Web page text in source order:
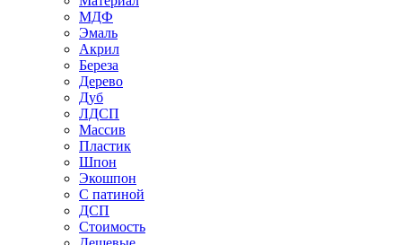
МДФ
Эмаль
Акрил
Береза
Дерево
Дуб
ЛДСП
Массив
Пластик
Шпон
Экошпон
С патиной
ДСП
Стоимость